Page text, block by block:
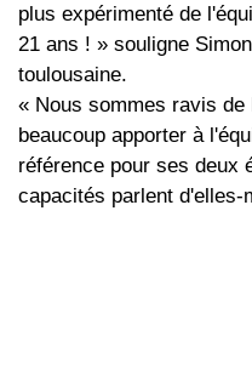
plus expérimenté de
21 ans ! » souligne
toulousaine.
« Nous sommes ravis
beaucoup apporter à
référence pour ses deux
capacités parlent d'elles-